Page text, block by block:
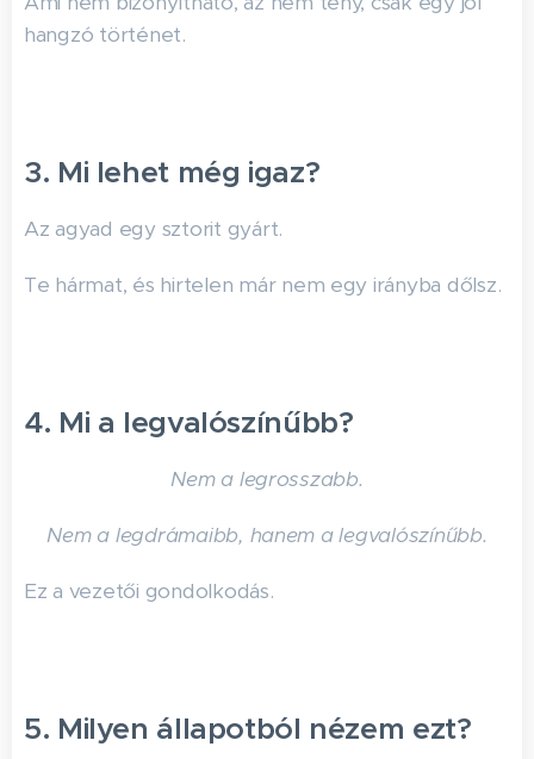
hangzó történet.
3. Mi lehet még igaz?
Az agyad egy sztorit gyárt.
Te hármat, és hirtelen már nem egy irányba dőlsz.
4. Mi a legvalószínűbb?
Nem a legrosszabb.
Nem a legdrámaibb, hanem a legvalószínűbb.
Ez a vezetői gondolkodás.
5. Milyen állapotból nézem ezt?